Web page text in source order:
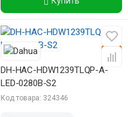
DH-HAC-HDW1239TLQP-A-
LED-0280B-S2
Код товара: 324346